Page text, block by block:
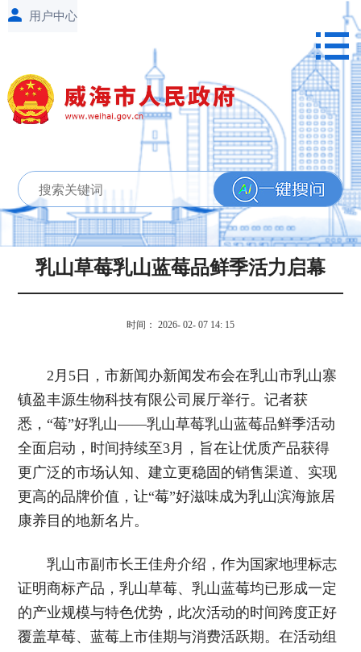
乳山草莓乳山蓝莓品鲜季活力启幕
时间： 2026- 02- 07 14: 15
2月5日，市新闻办新闻发布会在乳山市乳山寨
镇盈丰源生物科技有限公司展厅举行。记者获
悉，“莓”好乳山——乳山草莓乳山蓝莓品鲜季活动
全面启动，时间持续至3月，旨在让优质产品获得
更广泛的市场认知、建立更稳固的销售渠道、实现
更高的品牌价值，让“莓”好滋味成为乳山滨海旅居
康养目的地新名片。
乳山市副市长王佳舟介绍，作为国家地理标志
证明商标产品，乳山草莓、乳山蓝莓均已形成一定
的产业规模与特色优势，此次活动的时间跨度正好
覆盖草莓、蓝莓上市佳期与消费活跃期。在活动组